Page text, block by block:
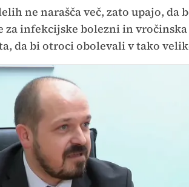
ne narašča več, zato upajo, da
infekcijske bolezni in
da bi otroci obolevali v tako